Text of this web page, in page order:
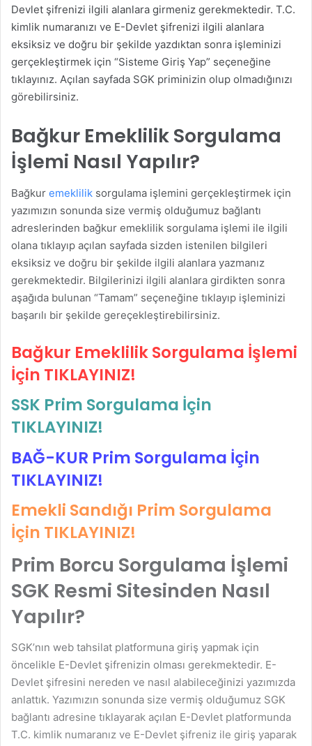
Devlet şifrenizi ilgili alanlara girmeniz gerekmektedir. T.C.
kimlik numaranızı ve E-Devlet şifrenizi ilgili alanlara
eksiksiz ve doğru bir şekilde yazdıktan sonra işleminizi
gerçekleştirmek için “Sisteme Giriş Yap” seçeneğine
tıklayınız. Açılan sayfada SGK priminizin olup olmadığınızı
görebilirsiniz.
Bağkur Emeklilik Sorgulama
İşlemi Nasıl Yapılır?
Bağkur emeklilik sorgulama işlemini gerçekleştirmek için
yazımızın sonunda size vermiş olduğumuz bağlantı
adreslerinden bağkur emeklilik sorgulama işlemi ile ilgili
olana tıklayıp açılan sayfada sizden istenilen bilgileri
eksiksiz ve doğru bir şekilde ilgili alanlara yazmanız
gerekmektedir. Bilgilerinizi ilgili alanlara girdikten sonra
aşağıda bulunan “Tamam” seçeneğine tıklayıp işleminizi
başarılı bir şekilde gereçekleştirebilirsiniz.
Bağkur Emeklilik Sorgulama İşlemi
İçin TIKLAYINIZ!
SSK Prim Sorgulama İçin
TIKLAYINIZ!
BAĞ-KUR Prim Sorgulama İçin
TIKLAYINIZ!
Emekli Sandığı Prim Sorgulama
İçin TIKLAYINIZ!
Prim Borcu Sorgulama İşlemi
SGK Resmi Sitesinden Nasıl
Yapılır?
SGK’nın web tahsilat platformuna giriş yapmak için
öncelikle E-Devlet şifrenizin olması gerekmektedir. E-
Devlet şifresini nereden ve nasıl alabileceğinizi yazımızda
anlattık. Yazımızın sonunda size vermiş olduğumuz SGK
bağlantı adresine tıklayarak açılan E-Devlet platformunda
T.C. kimlik numaranız ve E-Devlet şifreniz ile giriş yaparak